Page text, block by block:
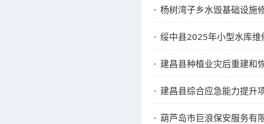
杨树湾子乡水毁基础设施
绥中县2025年小型水库
建昌县种植业灾后重建和
建昌县综合应急能力提升
葫芦岛市巨浪保安服务有